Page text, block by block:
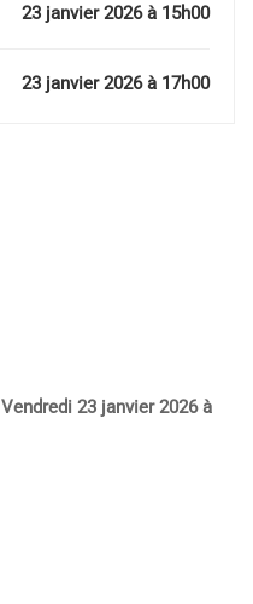
23 janvier 2026 à 15h00
23 janvier 2026 à 17h00
Vendredi 23 janvier 2026 à